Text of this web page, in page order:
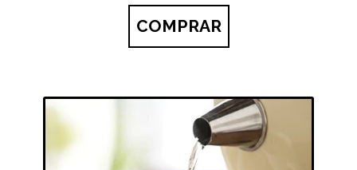
COMPRAR